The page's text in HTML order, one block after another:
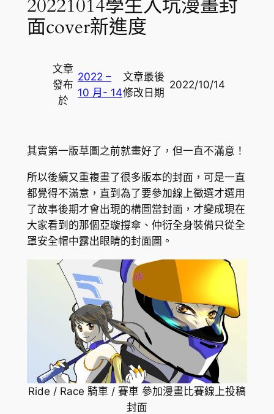
20221014學生入坑漫畫封
面cover新進度
文章
發布
於
2022 –
10 月- 14
文章最後
修改日期
2022/10/14
其實第一版草圖之前就畫好了，但一直不滿意！
所以後續又重複畫了很多版本的封面，可是一直
都覺得不滿意，直到為了要參加線上徵選才選用
了故事後期才會出現的構圖當封面，才變成現在
大家看到的那個亞璇撐傘、仲衍全身裝備只從全
罩安全帽中露出眼睛的封面圖。
Ride / Race 騎車 / 賽車 參加漫畫比賽線上投稿
封面